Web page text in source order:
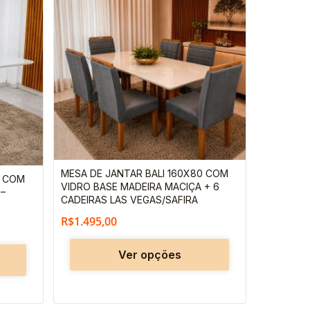
tem
várias
variantes.
As
opções
podem
ser
escolhidas
produto
MESA DE JANTAR BALI 160X80 COM
VIDRO BASE MADEIRA MACIÇA + 6
CADEIRAS LAS VEGAS/SAFIRA
R$1.495,00
Ver opções
tem
várias
variantes.
As
opções
podem
ser
escolhidas
produto